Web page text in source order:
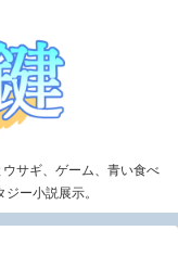
サギ、ゲーム、青い食べ
ー小説展示。